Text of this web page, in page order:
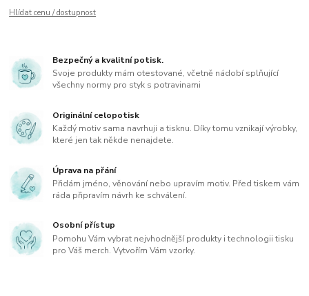
Hlídat cenu / dostupnost
Bezpečný a kvalitní potisk.
Svoje produkty mám otestované, včetně nádobí splňující
všechny normy pro styk s potravinami
Originální celopotisk
Každý motiv sama navrhuji a tisknu. Díky tomu vznikají výrobky,
které jen tak někde nenajdete.
Úprava na přání
Přidám jméno, věnování nebo upravím motiv. Před tiskem vám
ráda připravím návrh ke schválení.
Osobní přístup
Pomohu Vám vybrat nejvhodnější produkty i technologii tisku
pro Váš merch. Vytvořím Vám vzorky.